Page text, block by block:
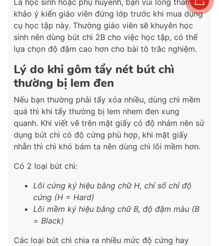
khảo ý kiến giáo viên đứng lớp trước khi mua dụng
cụ học tập này. Thường giáo viên sẽ khuyên học
sinh nên dùng bút chì 2B cho việc học tập, có thể
lựa chọn độ đậm cao hơn cho bài tô trắc nghiệm.
Lý do khi gôm tẩy nét bút chì
thường bị lem đen
Nếu bạn thường phải tẩy xóa nhiều, dùng chì mềm
quá thì khi tẩy thường bị lem nhem đen xung
quanh. Khi viết vẽ trên mặt giấy có độ nhám nên sử
dụng bút chì có độ cứng phù hợp, khi mặt giấy
nhẵn thì chì khó bám ta nên dùng chì lõi mềm hơn.
Có 2 loại bút chì:
Lõi cứng ký hiệu bằng chữ H, chỉ số chỉ độ
cứng (H = Hard)
Lõi mềm ký hiệu bằng chữ B, độ đậm màu (B
= Black)
Các loại bút chì chia ra nhiều mức độ cứng hay